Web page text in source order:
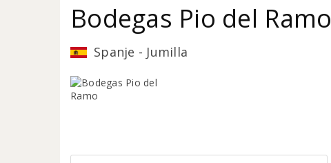
Bodegas Pio del Ramo
Spanje - Jumilla